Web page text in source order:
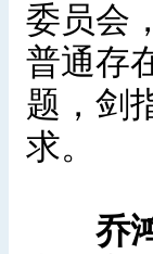
委员会
普通存
题，剑
求。
乔鸿